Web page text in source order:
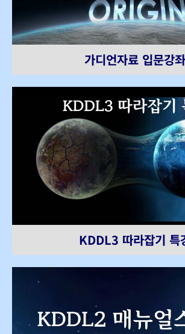
가디언자료 입문강좌
KDDL3 따라잡기 특